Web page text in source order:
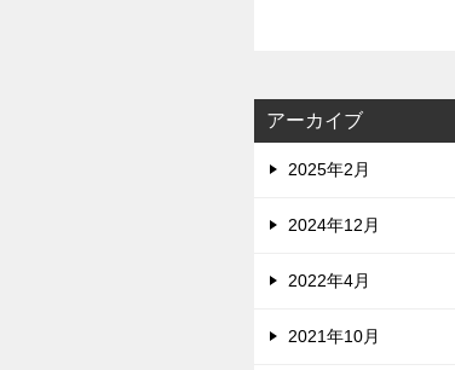
アーカイブ
2025年2月
2024年12月
2022年4月
2021年10月